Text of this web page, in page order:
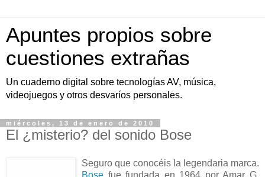
Apuntes propios sobre
cuestiones extrañas
Un cuaderno digital sobre tecnologías AV, música,
videojuegos y otros desvaríos personales.
miércoles, 13 de enero de 2010
El ¿misterio? del sonido Bose
Seguro que conocéis la legendaria marca.
Bose fue fundada en 1964 por Amar G.